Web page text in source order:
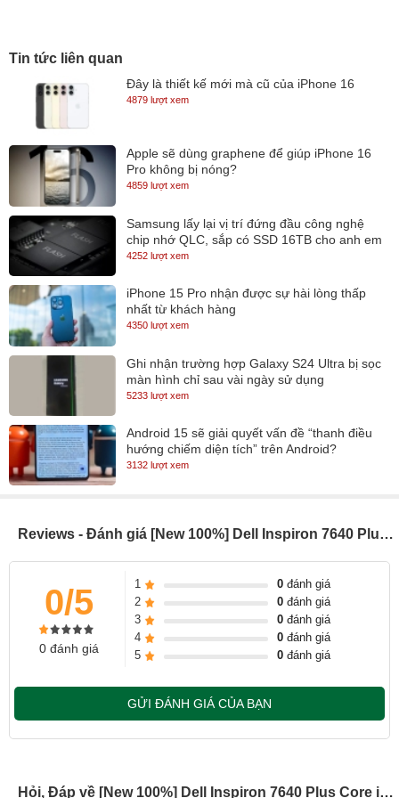
tốc độ nhanh chóng.
RAM 16GB và SSD 1TBVới16GB RAMvà1TB SSD, bạn có
thể dễ dàng làm việc với các ứng dụng nặng, lưu trữ một lượng
lớn dữ liệu mà không lo gián đoạn hiệu suất. SSD 1TB giúp máy
tính khởi động nhanh chóng, truy cập dữ liệu và mở ứng dụng
chỉ trong tích tắc.
mang đến hình ảnh sắc nét, sống động, giúp bạn làm việc với
các phần mềm đồ họa hoặc xem video chất lượng cao một cách
rõ ràng và chi tiết.
video hoặc các nội dung có chi tiết cao.
Tin tức liên quan
Đây là thiết kế mới mà cũ của iPhone 16
4879 lượt xem
Apple sẽ dùng graphene để giúp iPhone 16
Pro không bị nóng?
4859 lượt xem
Samsung lấy lại vị trí đứng đầu công nghệ
chip nhớ QLC, sắp có SSD 16TB cho anh em
lưu trữ
4252 lượt xem
iPhone 15 Pro nhận được sự hài lòng thấp
nhất từ khách hàng
4350 lượt xem
Ghi nhận trường hợp Galaxy S24 Ultra bị sọc
màn hình chỉ sau vài ngày sử dụng
5233 lượt xem
Android 15 sẽ giải quyết vấn đề “thanh điều
hướng chiếm diện tích” trên Android?
3132 lượt xem
Reviews - Đánh giá [New 100%] Dell Inspiron 7640 Plus Core i7 13th / 16 inch (Model 2024)
0/5
0 đánh giá
1 0đánh giá
2
0đánh giá
3
0đánh giá
4
0đánh giá
5
0đánh giá
GỬI ĐÁNH GIÁ CỦA BẠN
Hỏi, Đáp về [New 100%] Dell Inspiron 7640 Plus Core i7 13th / 16 inch (Model 2024)